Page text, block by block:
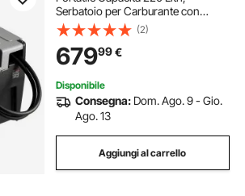
Serbatoio per Carburante con
Pompa di Trasferimento Elettrica da
12 V Potenza 140W, Lunghezza
Cavo Alimentazione 3,9m, Nero
(2)
67999€
Disponibile
Consegna: Dom. Ago. 9 - Gio.
Ago. 13
Aggiungi al carrello